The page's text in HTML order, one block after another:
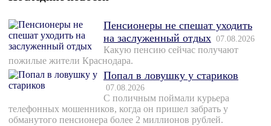
Пенсионеры не спешат уходить
на заслуженный отдых 07.08.2026
Какую пенсию сейчас получают
пожилые жители Краснодара.
Попал в ловушку у стариков
07.08.2026
С поличным поймали курьера
телефонных мошенников, когда он пришел забрать у
обманутого пенсионера более 2 миллионов рублей.